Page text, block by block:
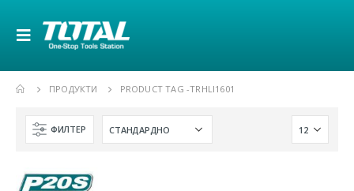
ПРОДУКТИ PRODUCT TAG -TRHLI1601
ФИЛТЕР